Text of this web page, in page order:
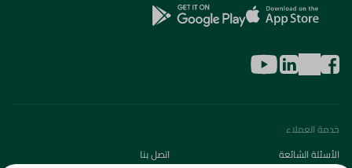
خدمة العملاء
الأسئلة الشائعة
اتصل بنا